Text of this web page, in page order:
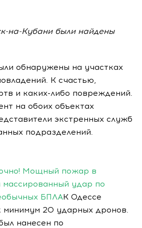
на-Кубани были найдены
обнаружены на участках
К счастью,
и каких-либо повреждений.
на обоих объектах
экстренных служб
подразделений.
Мощный пожар в
массированный удар по
БПЛАК Одессе
минимум 20 ударных дронов.
нанесен по